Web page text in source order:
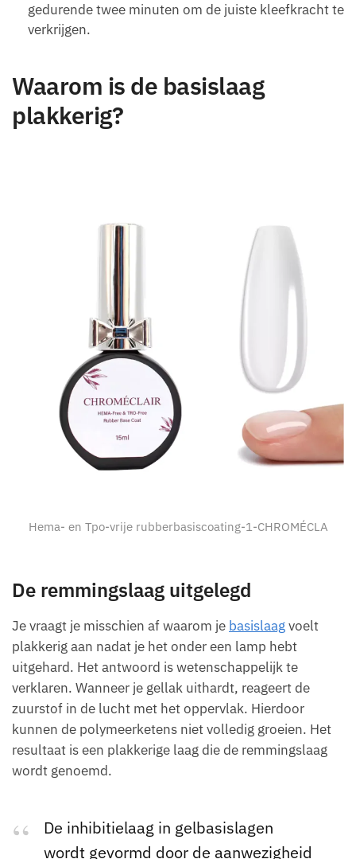
gedurende twee minuten om de juiste kleefkracht te
verkrijgen.
Waarom is de basislaag
plakkerig?
Hema- en Tpo-vrije rubberbasiscoating-1-CHROMÉCLA
De remmingslaag uitgelegd
Je vraagt je misschien af waarom je basislaagvoelt
plakkerig aan nadat je het onder een lamp hebt
uitgehard. Het antwoord is wetenschappelijk te
verklaren. Wanneer je gellak uithardt, reageert de
zuurstof in de lucht met het oppervlak. Hierdoor
kunnen de polymeerketens niet volledig groeien. Het
resultaat is een plakkerige laag die de remmingslaag
wordt genoemd.
De inhibitielaag in gelbasislagen
wordt gevormd door de aanwezigheid